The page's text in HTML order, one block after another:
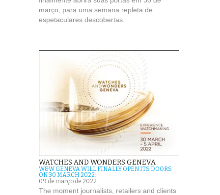
março, para uma semana repleta de
espetaculares descobertas.
WATCHES AND WONDERS GENEVA
W&W GENEVA WILL FINALLY OPEN ITS DOORS
ON 30 MARCH 2022!
09 de março de 2022
The moment journalists, retailers and clients